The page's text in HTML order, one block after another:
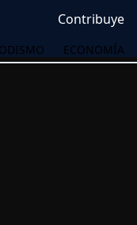
Contribuye
ECONOMÍA